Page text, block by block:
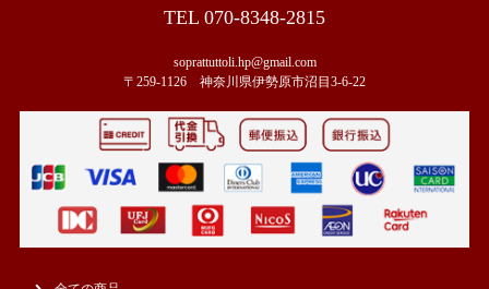
TEL 070-8348-2815
soprattuttoli.hp@gmail.com
〒259-1126 神奈川県伊勢原市沼目3-6-22